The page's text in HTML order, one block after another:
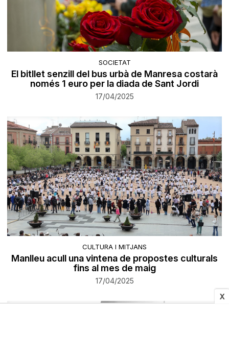
X
SOCIETAT
El bitllet senzill del bus urbà de Manresa costarà
només 1 euro per la diada de Sant Jordi
17/04/2025
CULTURA I MITJANS
Manlleu acull una vintena de propostes culturals
fins al mes de maig
17/04/2025